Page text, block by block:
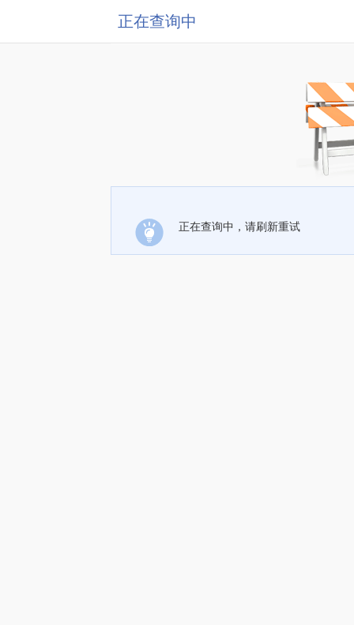
正在查询中
正在查询中，请刷新重试